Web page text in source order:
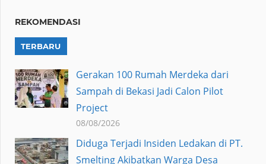
REKOMENDASI
TERBARU
Gerakan 100 Rumah Merdeka dari
Sampah di Bekasi Jadi Calon Pilot
Project
08/08/2026
Diduga Terjadi Insiden Ledakan di PT.
Smelting Akibatkan Warga Desa